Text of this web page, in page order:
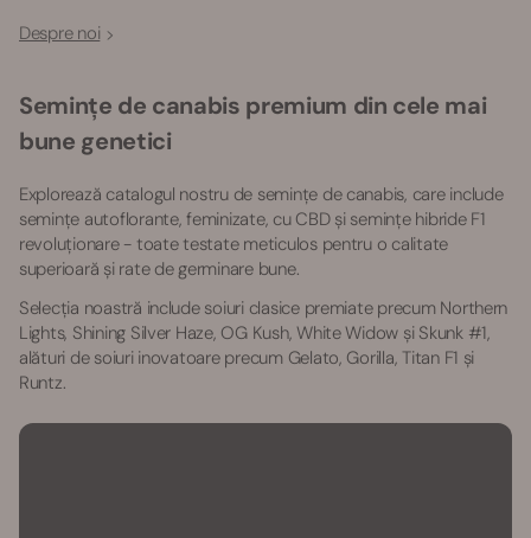
Despre noi
Semințe de canabis premium din cele mai
bune genetici
Explorează catalogul nostru de semințe de canabis, care include
semințe autoflorante, feminizate, cu CBD și semințe hibride F1
revoluționare - toate testate meticulos pentru o calitate
superioară și rate de germinare bune.
Selecția noastră include soiuri clasice premiate precum Northern
Lights, Shining Silver Haze, OG Kush, White Widow și Skunk #1,
alături de soiuri inovatoare precum Gelato, Gorilla, Titan F1 și
Runtz.